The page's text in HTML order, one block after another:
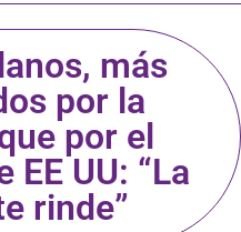
más
por la
por el
EE UU: “La
rinde”